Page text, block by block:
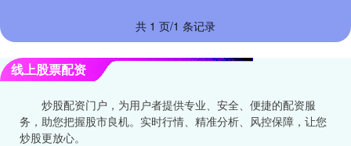
共 1 页/1 条记录
线上股票配资
炒股配资门户，为用户者提供专业、安全、便捷的配资服
务，助您把握股市良机。实时行情、精准分析、风控保障，让您
炒股更放心。